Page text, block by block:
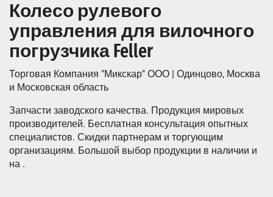
Колесо рулевого
управления для вилочного
погрузчика Feller
Торговая Компания "Микскар" ООО | Одинцово, Москва
и Московская область
Запчасти заводского качества. Продукция мировых
производителей. Бесплатная консультация опытных
специалистов. Скидки партнерам и торгующим
организациям. Большой выбор продукции в наличии и
на .